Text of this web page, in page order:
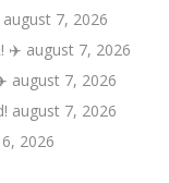
august 7, 2026
✈️ august 7, 2026
august 7, 2026
august 7, 2026
2026